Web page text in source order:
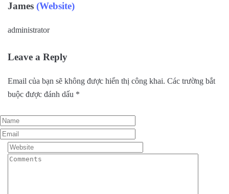
James (Website)
administrator
Leave a Reply
Email của bạn sẽ không được hiển thị công khai. Các trường bắt
buộc được đánh dấu *